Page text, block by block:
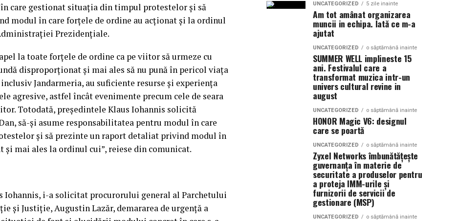
care gestionat situaţia din timpul protestelor şi să
modul în care forţele de ordine au acţionat şi la ordinul
Prezidenţiale.
la toate forţele de ordine ca pe viitor să urmeze cu
disproporţionat şi mai ales să nu pună în pericol viaţa
Jandarmeria, au suficiente resurse şi experienţa
agresive, astfel încât evenimente precum cele de seara
Totodată, preşedintele Klaus Iohannis solicită
să-şi asume responsabilitatea pentru modul în care
şi să prezinte un raport detaliat privind modul în
şi mai ales la ordinul cui”, reiese din comunicat.
Iohannis, i-a solicitat procurorului general al Parchetului
şi Justiţie, Augustin Lazăr, demararea de urgenţă a
UNCATEGORIZED 5 zile inainte
Am tot amânat organizarea
muncii in echipa. Iată ce m-a
ajutat
UNCATEGORIZED o săptămână inainte
SUMMER WELL implineste 15
ani. Festivalul care a
transformat muzica intr-un
univers cultural revine in
august
UNCATEGORIZED o săptămână inainte
HONOR Magic V6: designul
care se poartă
UNCATEGORIZED o săptămână inainte
Zyxel Networks îmbunătățește
guvernanța în materie de
securitate a produselor pentru
a proteja IMM-urile și
furnizorii de servicii de
gestionare (MSP)
UNCATEGORIZED o săptămână inainte